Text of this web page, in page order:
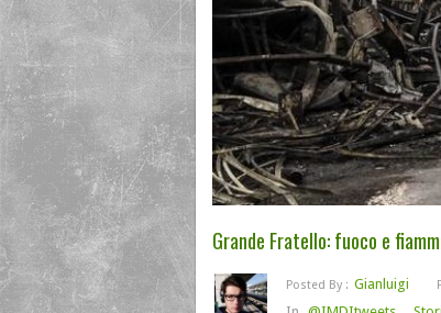
Grande Fratello: fuoco e
Posted By : Gianluigi